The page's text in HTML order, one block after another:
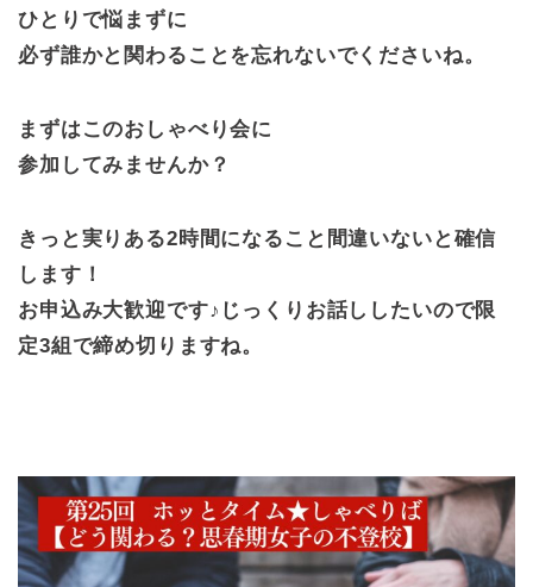
ひとりで悩まずに
必ず誰かと関わることを忘れないでくださいね。
まずはこのおしゃべり会に
参加してみませんか？
きっと実りある2時間になること間違いないと確信
します！
お申込み大歓迎です♪じっくりお話ししたいので限
定3組で締め切りますね。